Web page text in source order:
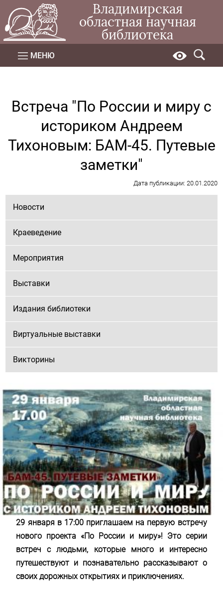
Владимирская
областная научная
библиотека
МЕНЮ
Встреча "По России и миру с
историком Андреем
Тихоновым: БАМ-45. Путевые
заметки"
Дата публикации: 20.01.2020
Новости
Краеведение
Мероприятия
Выставки
Издания библиотеки
Виртуальные выставки
Викторины
29 января в 17:00 приглашаем на первую встречу
нового проекта «По России и миру»! Это серии
встреч с людьми, которые много и интересно
путешествуют и познавательно рассказывают о
своих дорожных открытиях и приключениях.